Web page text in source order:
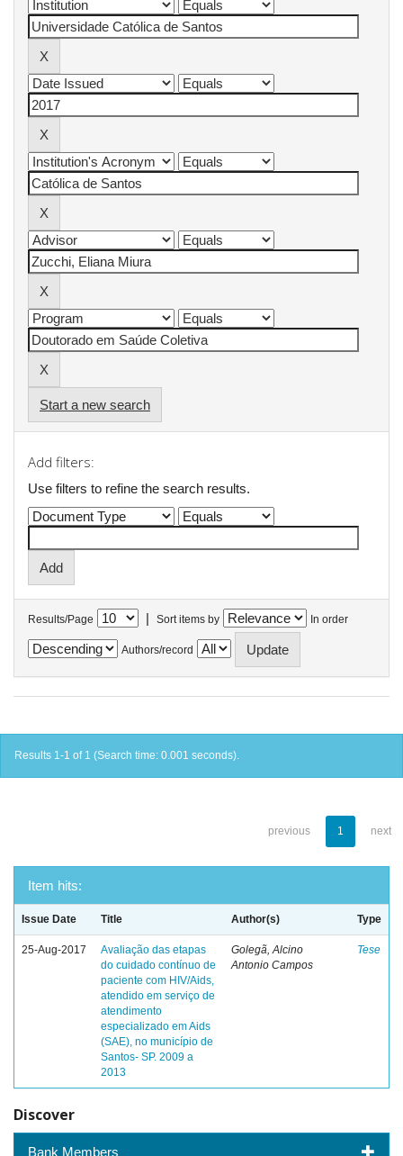
Start a new search
Add filters:
Use filters to refine the search results.
Results/Page | Sort items by In order
Authors/record
Results 1-1 of 1 (Search time: 0.001 seconds).
previous 1 next
Item hits:
Issue Date Title Author(s) Type
25-Aug-2017
Avaliação das etapas
do cuidado contínuo de
paciente com HIV/Aids,
atendido em serviço de
atendimento
especializado em Aids
(SAE), no município de
Santos- SP. 2009 a
2013
Golegã, Alcino
Antonio Campos
Tese
Discover
Bank Members